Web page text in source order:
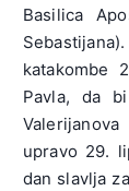
Basilica
katakombe
Pavla, da
upravo 29.
dan slavlja